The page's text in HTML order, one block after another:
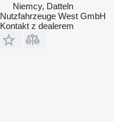
Niemcy, Datteln
Nutzfahrzeuge West GmbH
Kontakt z dealerem